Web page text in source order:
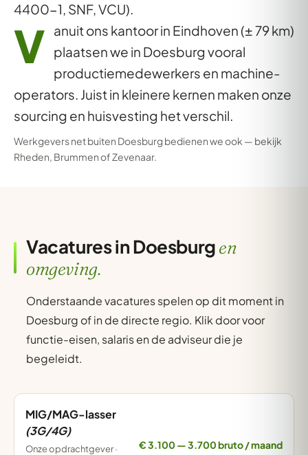
4400-1, SNF, VCU).
V anuit ons kantoor in Eindhoven (± 79 km)
plaatsen we in Doesburg vooral
productiemedewerkers en machine-
operators. Juist in kleinere kernen maken onze
sourcing en huisvesting het verschil.
Werkgevers net buiten Doesburg bedienen we ook — bekijk
Rheden, BrummenofZevenaar.
Vacatures in Doesburgen
omgeving.
Onderstaande vacatures spelen op dit moment in
Doesburg of in de directe regio. Klik door voor
functie-eisen, salaris en de adviseur die je
begeleidt.
MIG/MAG-lasser
(3G/4G)
Onze opdrachtgever ·
€ 3.100 — 3.700 bruto / maand